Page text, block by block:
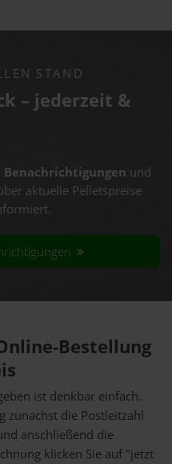
STAND
– jederzeit &
Benachrichtigungen und
aktuelle Pelletspreise
Bestellung
ist denkbar einfach.
zunächst die Postleitzahl
anschließend die
klicken Sie auf "jetzt